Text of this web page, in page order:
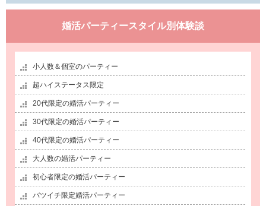
婚活パーティースタイル別体験談
小人数＆個室のパーティー
超ハイステータス限定
20代限定の婚活パーティー
30代限定の婚活パーティー
40代限定の婚活パーティー
大人数の婚活パーティー
初心者限定の婚活パーティー
バツイチ限定婚活パーティー